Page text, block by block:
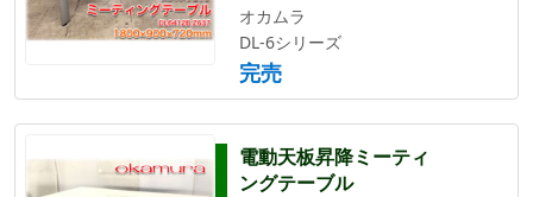
オカムラ
DL-6シリーズ
完売
電動天板昇降ミーティ
ングテーブル